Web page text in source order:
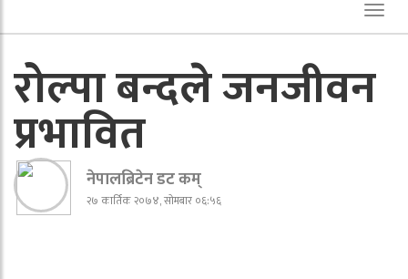
रोल्पा बन्दले जनजीवन
प्रभावित
नेपालब्रिटेन डट कम्
२७ कार्तिक २०७४, सोमबार ०६:५६